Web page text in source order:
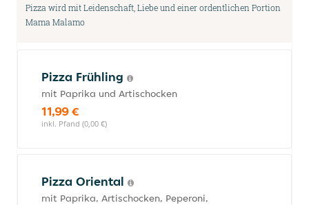
Pizza wird mit Leidenschaft, Liebe und einer ordentlichen Portion
Mama Malamo
Pizza Frühling
mit Paprika und Artischocken
11,99 €
inkl. Pfand (0,00 €)
Pizza Oriental
mit Paprika, Artischocken, Peperoni,